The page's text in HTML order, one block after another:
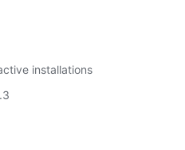
installations